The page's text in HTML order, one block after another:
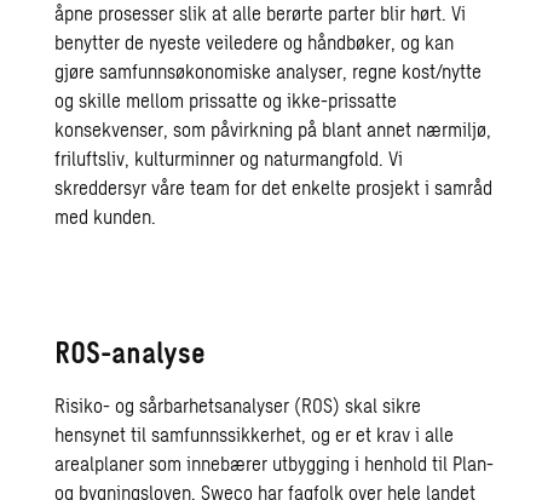
åpne prosesser slik at alle berørte parter blir hørt. Vi
benytter de nyeste veiledere og håndbøker, og kan
gjøre samfunnsøkonomiske analyser, regne kost/nytte
og skille mellom prissatte og ikke-prissatte
konsekvenser, som påvirkning på blant annet nærmiljø,
friluftsliv, kulturminner og naturmangfold. Vi
skreddersyr våre team for det enkelte prosjekt i samråd
med kunden.
ROS-analyse
Risiko- og sårbarhetsanalyser (ROS) skal sikre
hensynet til samfunnssikkerhet, og er et krav i alle
arealplaner som innebærer utbygging i henhold til Plan-
og bygningsloven. Sweco har fagfolk over hele landet